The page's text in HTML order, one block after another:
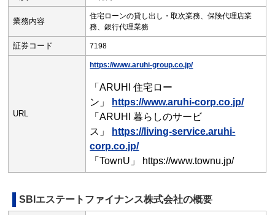
業務内容
住宅ローンの貸し出し・取次業務、保険代理店業
務、銀行代理業務
証券コード 7198
URL
https://www.aruhi-group.co.jp/
「ARUHI 住宅ロー
ン」
https://www.aruhi-corp.co.jp/
「ARUHI 暮らしのサービ
ス」
https://living-service.aruhi-
corp.co.jp/
「TownU」 https://www.townu.jp/
SBIエステートファイナンス株式会社の概要